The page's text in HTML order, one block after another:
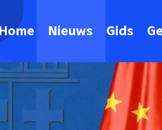
Home Nieuws Gids